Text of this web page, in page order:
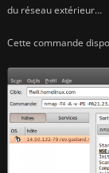
du réseau extérieur…
Cette commande